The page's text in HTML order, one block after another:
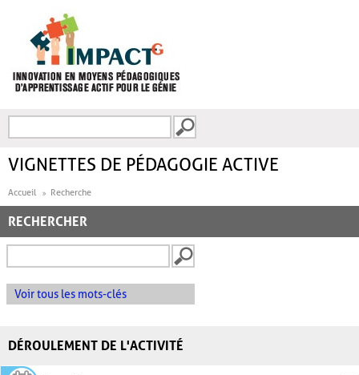
FORMULAIRE DE
VIGNETTES DE PÉDAGOGIE ACTIVE
Accueil Recherche
RECHERCHER
Voir tous les mots-clés
DÉROULEMENT DE L'ACTIVITÉ